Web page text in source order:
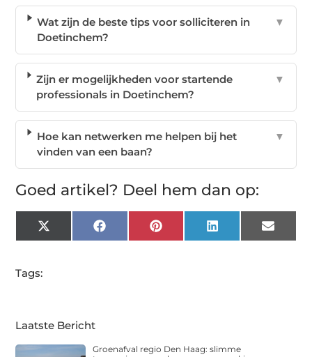
Wat zijn de beste tips voor solliciteren in
Doetinchem?
▼
Zijn er mogelijkheden voor startende
professionals in Doetinchem?
▼
Hoe kan netwerken me helpen bij het
vinden van een baan?
▼
Goed artikel? Deel hem dan op:
X
(Twitter)
FacebookPinterest LinkedIn Email
Tags:
Laatste Bericht
Groenafval regio Den Haag: slimme